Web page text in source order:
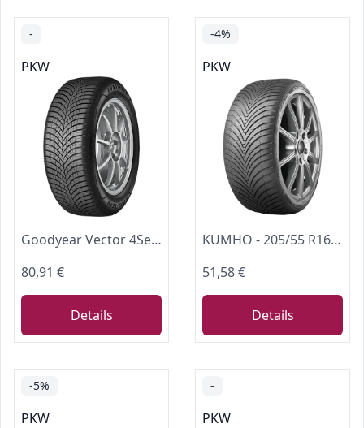
-
PKW
Goodyear Vector 4Seasons Gen-3 | Ganzjahresreifen
80,91 €
Details
-4%
PKW
KUMHO - 205/55 R16 TL 94V SOLUS 4S HA32 XL BSW M+S 3PMSF - Ganzjahresreifen
51,58 €
Details
-5%
PKW
-
PKW